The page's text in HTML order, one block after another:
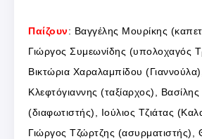
Παίζουν: Βαγγέλης Μουρίκης
Γιώργος Συμεωνίδης (υπολοχαγός
Βικτώρια Χαραλαμπίδου
Κλεφτόγιαννης (ταξίαρχος),
(διαφωτιστής), Ιούλιος Τζιάτας
Γιώργος Τζώρτζης (ασυρματιστής),